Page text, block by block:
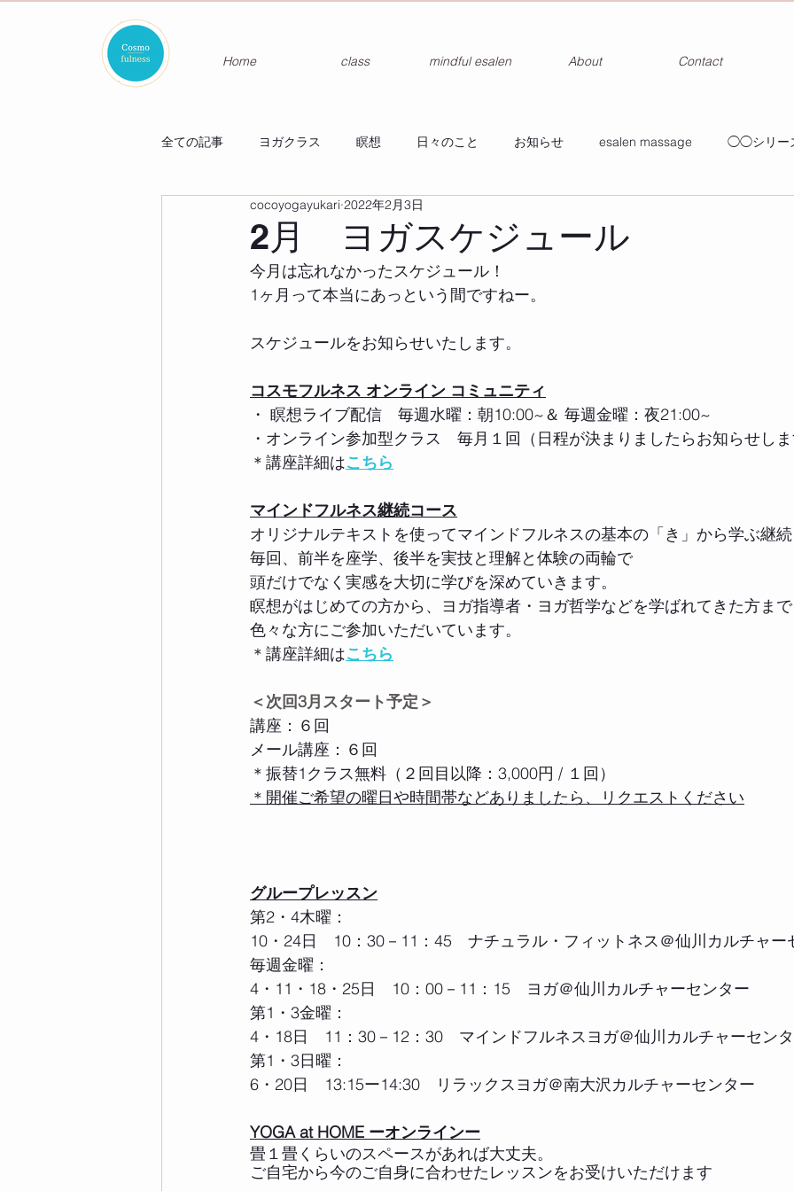
Home class mindful esalen About Contact
全ての記事 ヨガクラス 瞑想 日々のこと お知らせ esalen massage ◯◯シリー
2月 ヨガスケジュール
cocoyogayukari 2022年2月3日
今月は忘れなかったスケジュール！
1ヶ月って本当にあっという間ですねー。
スケジュールをお知らせいたします。
コスモフルネス オンライン コミュニティ
・ 瞑想ライブ配信　毎週水曜：朝10:00~＆ 毎週金曜：夜21:00~
・オンライン参加型クラス　毎月１回（日程が決まりましたらお知らせしま
＊講座詳細はこちら
マインドフルネス継続コース
オリジナルテキストを使ってマインドフルネスの基本の「き」から学ぶ継続
毎回、前半を座学、後半を実技と理解と体験の両輪で
頭だけでなく実感を大切に学びを深めていきます。
瞑想がはじめての方から、ヨガ指導者・ヨガ哲学などを学ばれてきた方まで
色々な方にご参加いただいています。
＊講座詳細はこちら
＜次回3月スタート予定＞
講座：６回
メール講座：６回
＊振替1クラス無料（２回目以降：3,000円 / １回）​
＊開催ご希望の曜日や時間帯などありましたら、リクエストください
グループレッスン
第2・4木曜：
10・24日　10：30－11：45　ナチュラル・フィットネス＠仙川カルチャー
毎週金曜：
4・11・18・25日　10：00－11：15　ヨガ＠仙川カルチャーセンター
第1・3金曜：
4・18日　11：30－12：30　マインドフルネスヨガ＠仙川カルチャーセン
第1・3日曜：
6・20日　13:15ー14:30　リラックスヨガ＠南大沢カルチャーセンター
YOGA at HOME ーオンラインー
畳１畳くらいのスペースがあれば大丈夫。
ご自宅から今のご自身に合わせたレッスンをお受けいただけます